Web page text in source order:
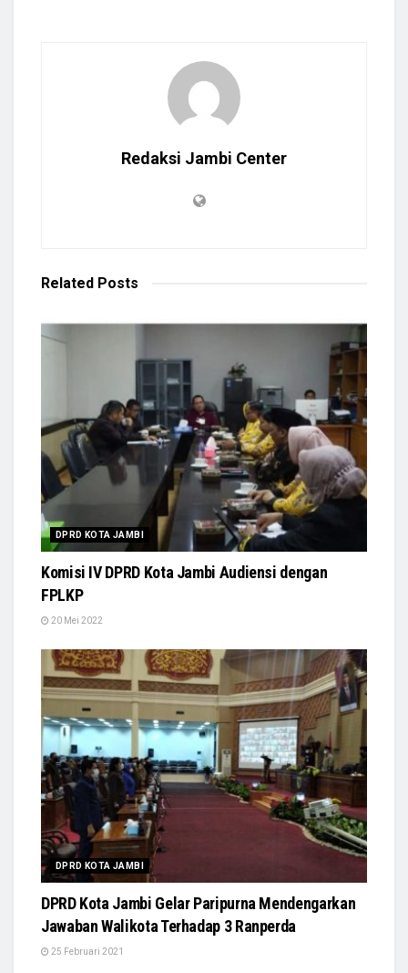
Redaksi Jambi Center
Related Posts
DPRD KOTA JAMBI
Komisi IV DPRD Kota Jambi Audiensi dengan
FPLKP
20 Mei 2022
DPRD KOTA JAMBI
DPRD Kota Jambi Gelar Paripurna Mendengarkan
Jawaban Walikota Terhadap 3 Ranperda
25 Februari 2021